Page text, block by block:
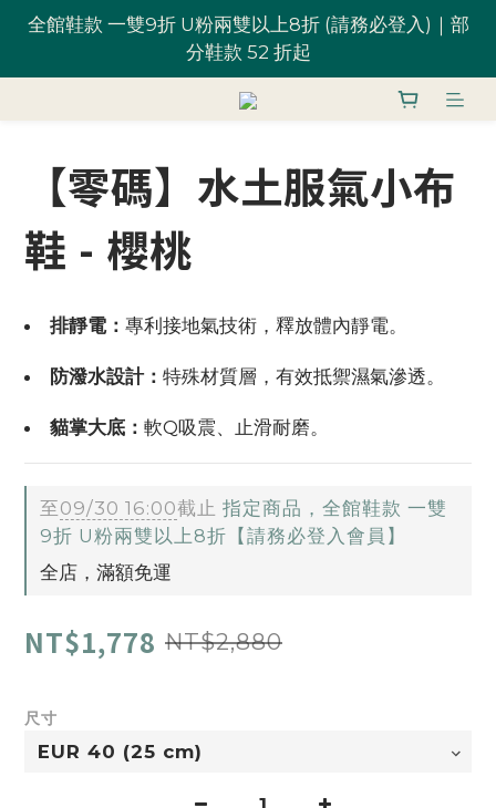
全館鞋款 一雙9折 U粉兩雙以上8折 (請務必登入)｜部
分鞋款 52 折起
全館鞋款 一雙9折 U粉兩雙以上8折 (請務必登入)｜部
分鞋款 52 折起
台灣滿 $1,700 享免運優惠
U粉就是你！加入會員 $200 購物金馬上用~
全館鞋款 一雙9折 U粉兩雙以上8折 (請務必登入)｜部
【零碼】水土服氣小布
鞋 - 櫻桃
排靜電： 專利接地氣技術，釋放體內靜電。
防潑水設計： 特殊材質層，有效抵禦濕氣滲透。
貓掌大底： 軟Q吸震、止滑耐磨。
至09/30 16:00截止 指定商品，全館鞋款 一雙
9折 U粉兩雙以上8折【請務必登入會員】
全店，滿額免運
NT$1,778 NT$2,880
尺寸